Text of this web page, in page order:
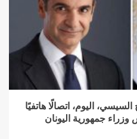
اليوم، اتصالًا هاتفيًا
جمهورية اليونان